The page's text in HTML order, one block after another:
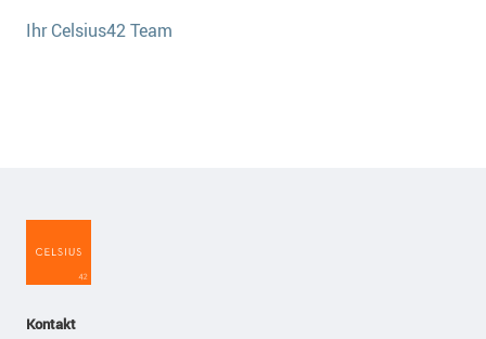
Ihr Celsius42 Team
Kontakt